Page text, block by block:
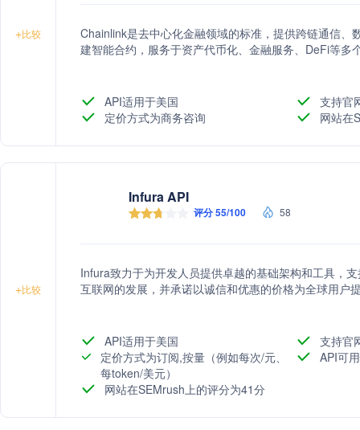
+比较
Chainlink是去中心化金融领域的标准，提供跨链通信
建智能合约，服务于资产代币化、金融服务、DeFi等多
API适用于美国
支持官
定价方式为商务咨询
网站在
+比较
Infura API
评分 55/100 58
Infura致力于为开发人员提供卓越的基础架构和工具，
互联网的发展，并承诺以诚信和优惠的价格为全球用户
API适用于美国
支持官
定价方式为订阅,按量（例如每次/元、
每token/美元）
API可
网站在SEMrush上的评分为41分